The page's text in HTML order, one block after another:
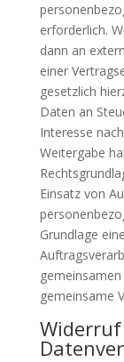
erforderlich.
dann an
einer
gesetzlich
Daten an
Interesse
Weitergabe
Einsatz von
Grundlage
gemeinsame